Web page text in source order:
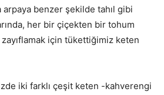
benzer şekilde tahıl gibi
her bir çiçekten bir tohum
zayıflamak için tükettiğimiz keten
iki farklı çeşit keten -kahverengi